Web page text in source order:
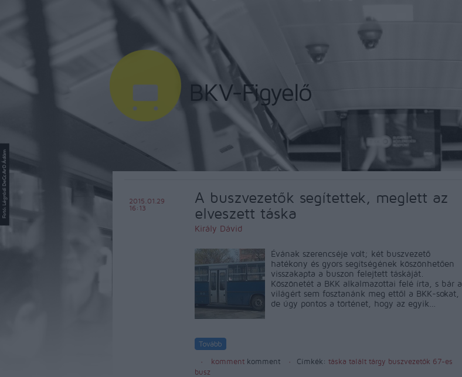
A buszvezetők segítettek, meglett az
elveszett táska
Király Dávid
2015.01.29
16:13
Évának szerencséje volt; két buszvezető
hatékony és gyors segítségének köszönhetően
visszakapta a buszon felejtett táskáját.
Köszönetét a BKK alkalmazottai felé írta, s bár a
világért sem fosztanánk meg ettől a BKK-sokat,
de úgy pontos a történet, hogy az egyik…
komment komment Címkék: táska talált tárgy buszvezetők 67-es
busz